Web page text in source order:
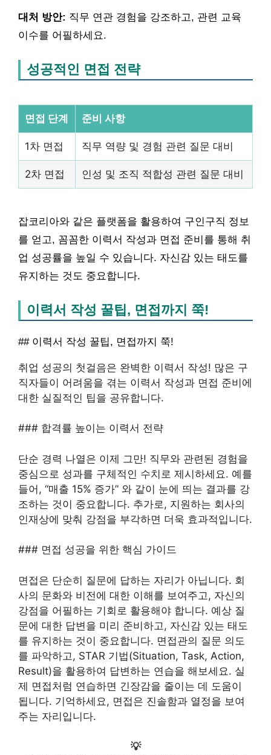
대처 방안: 직무 연관 경험을 강조하고, 관련 교육
이수를 어필하세요.
성공적인 면접 전략
면접 단계 준비 사항
1차 면접 직무 역량 및 경험 관련 질문 대비
2차 면접 인성 및 조직 적합성 관련 질문 대비
잡코리아와 같은 플랫폼을 활용하여 구인구직 정보
를 얻고, 꼼꼼한 이력서 작성과 면접 준비를 통해 취
업 성공률을 높일 수 있습니다. 자신감 있는 태도를
유지하는 것도 중요합니다.
이력서 작성 꿀팁, 면접까지 쭉!
## 이력서 작성 꿀팁, 면접까지 쭉!
취업 성공의 첫걸음은 완벽한 이력서 작성! 많은 구
직자들이 어려움을 겪는 이력서 작성과 면접 준비에
대한 실질적인 팁을 공유합니다.
### 합격률 높이는 이력서 전략
단순 경력 나열은 이제 그만! 직무와 관련된 경험을
중심으로 성과를 구체적인 수치로 제시하세요. 예를
들어, “매출 15% 증가” 와 같이 눈에 띄는 결과를 강
조하는 것이 중요합니다. 추가로, 지원하는 회사의
인재상에 맞춰 강점을 부각하면 더욱 효과적입니다.
### 면접 성공을 위한 핵심 가이드
면접은 단순히 질문에 답하는 자리가 아닙니다. 회
사의 문화와 비전에 대한 이해를 보여주고, 자신의
강점을 어필하는 기회로 활용해야 합니다. 예상 질
문에 대한 답변을 미리 준비하고, 자신감 있는 태도
를 유지하는 것이 중요합니다. 면접관의 질문 의도
를 파악하고, STAR 기법(Situation, Task, Action,
Result)을 활용하여 답변하는 연습을 해보세요. 실
제 면접처럼 연습하면 긴장감을 줄이는 데 도움이
됩니다. 기억하세요, 면접은 진솔함과 열정을 보여
주는 자리입니다.
💡